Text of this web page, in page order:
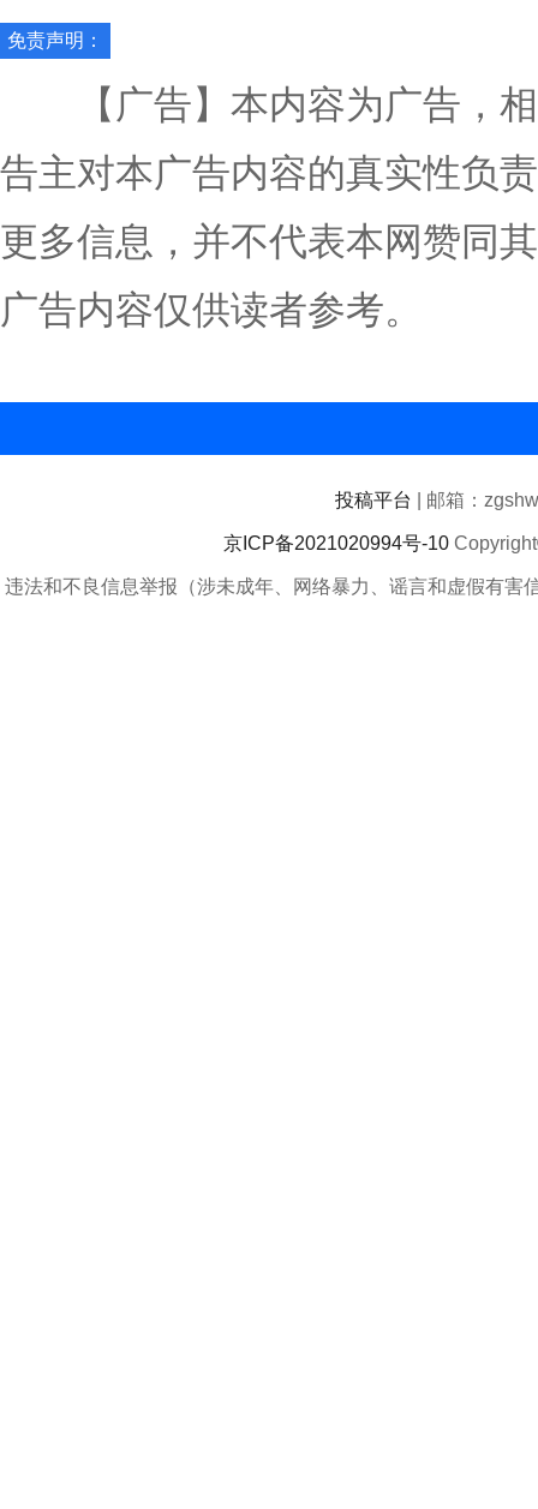
免责声明：
【广告】本内容为广告，相
告主对本广告内容的真实性负
更多信息，并不代表本网赞同
广告内容仅供读者参考。
投稿平台 | 邮箱：
京ICP备2021020994号-10
违法和不良信息举报（涉未成年、网络暴力、谣言和虚假有